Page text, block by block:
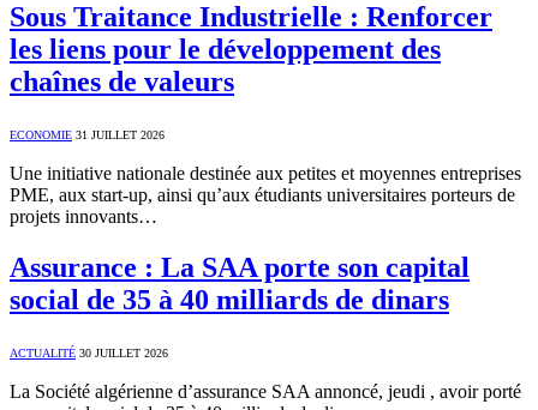
Sous Traitance Industrielle : Renforcer
les liens pour le développement des
chaînes de valeurs
ECONOMIE 31 JUILLET 2026
Une initiative nationale destinée aux petites et moyennes entreprises
PME, aux start-up, ainsi qu’aux étudiants universitaires porteurs de
projets innovants…
Assurance : La SAA porte son capital
social de 35 à 40 milliards de dinars
ACTUALITÉ 30 JUILLET 2026
La Société algérienne d’assurance SAA annoncé, jeudi , avoir porté